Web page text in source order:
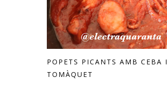
POPETS PICANTS AMB CEBA I
TOMÀQUET